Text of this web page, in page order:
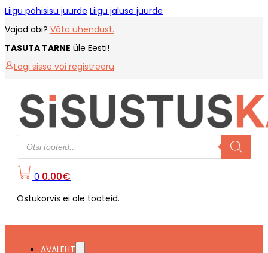
Liigu põhisisu juurde Liigu jaluse juurde
Vajad abi? Võta ühendust.
TASUTA TARNE üle Eesti!
Logi sisse või registreeru
Products
search
0 0.00€
Ostukorvis ei ole tooteid.
AVALEHT